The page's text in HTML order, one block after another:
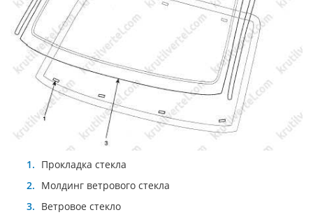
Прокладка стекла
Молдинг ветрового стекла
Ветровое стекло